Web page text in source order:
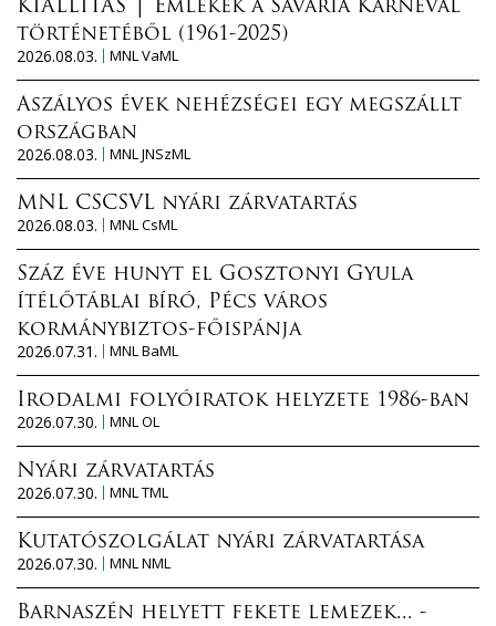
KIÁLLÍTÁS │ Emlékek a Savaria Karnevál
történetéből (1961-2025)
2026.08.03.
MNL VaML
Aszályos évek nehézségei egy megszállt
országban
2026.08.03.
MNL JNSzML
MNL CSCSVL nyári zárvatartás
2026.08.03.
MNL CsML
Száz éve hunyt el Gosztonyi Gyula
ítélőtáblai bíró, Pécs város
kormánybiztos-főispánja
2026.07.31.
MNL BaML
Irodalmi folyóiratok helyzete 1986-ban
2026.07.30.
MNL OL
Nyári zárvatartás
2026.07.30.
MNL TML
Kutatószolgálat nyári zárvatartása
2026.07.30.
MNL NML
Barnaszén helyett fekete lemezek... -